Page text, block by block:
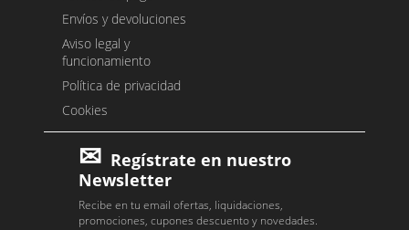
Envíos y devoluciones
Aviso legal y
funcionamiento
Política de privacidad
Cookies
Regístrate en nuestro
Newsletter
Recibe en tu email ofertas, liquidaciones,
promociones, cupones descuento y novedades.